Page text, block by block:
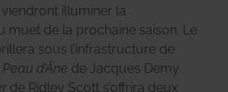
viendront illuminer la
muet de la prochaine saison. Le
sous l’infrastructure de
Peau d’Âne de Jacques Demy.
de Ridley Scott s’offrira deux